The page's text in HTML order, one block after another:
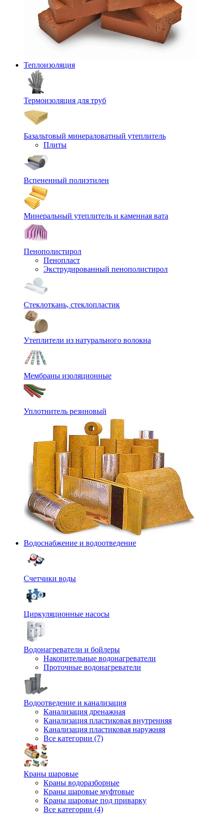
Теплоизоляция
Термоизоляция для труб
Базальтовый минераловатный утеплитель
Плиты
Вспененный полиэтилен
Минеральный утеплитель и каменная вата
Пенополистирол
Пенопласт
Экструдированный пенополистирол
Стеклоткань, стеклопластик
Утеплители из натурального волокна
Мембраны изоляционные
Уплотнитель резиновый
Водоснабжение и водоотведение
Счетчики воды
Циркуляционные насосы
Водонагреватели и бойлеры
Накопительные водонагреватели
Проточные водонагреватели
Водоотведение и канализация
Канализация дренажная
Канализация пластиковая внутренняя
Канализация пластиковая наружняя
Все категории (7)
Краны шаровые
Краны водоразборные
Краны шаровые муфтовые
Краны шаровые под приварку
Все категории (4)